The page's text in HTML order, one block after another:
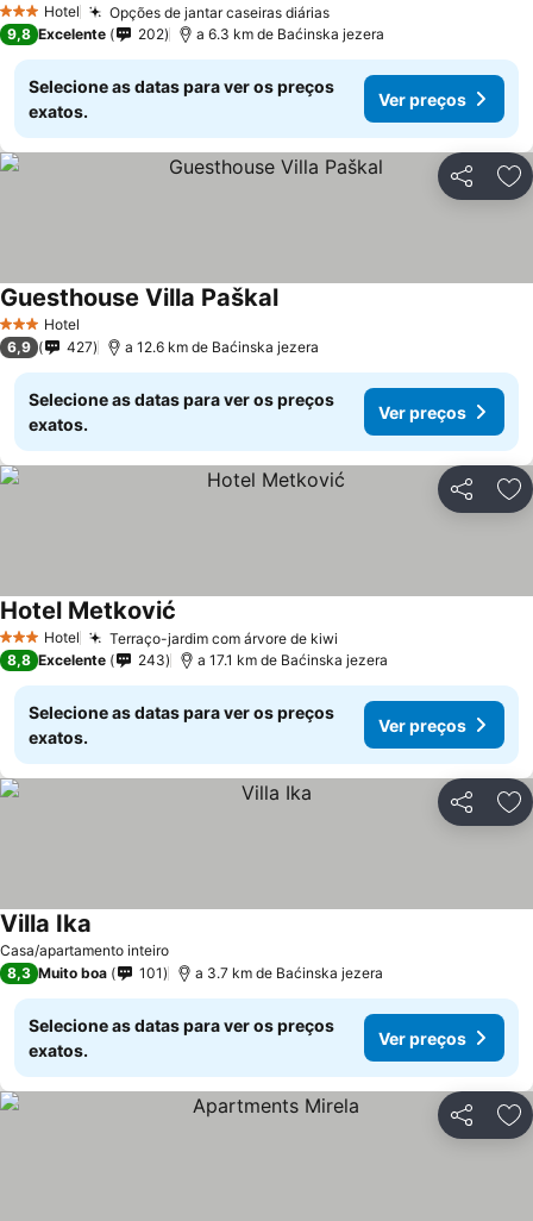
3 EstrelasHotel Opções de jantar caseiras diárias
9,8 Excelente 202 a 6.3 km de Baćinska jezera
Selecione as datas para ver os preços
exatos.
Ver preços
Partilhar
3 EstrelasHotel
Guesthouse Villa Paškal
6,9 427 a 12.6 km de Baćinska jezera
Selecione as datas para ver os preços
exatos.
Ver preços
Partilhar
3 EstrelasHotel Terraço-jardim com árvore de kiwi
Hotel Metković
8,8 Excelente 243 a 17.1 km de Baćinska jezera
Selecione as datas para ver os preços
exatos.
Ver preços
Partilhar
Casa/apartamento inteiro
Villa Ika
8,3 Muito boa 101 a 3.7 km de Baćinska jezera
Selecione as datas para ver os preços
exatos.
Ver preços
Partilhar